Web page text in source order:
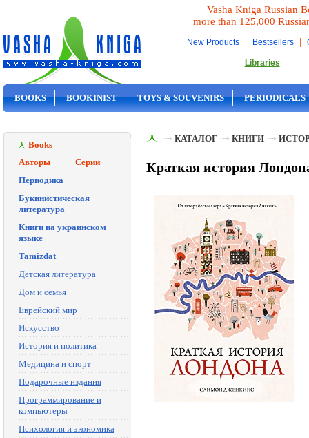
Vasha Kniga Russian
more than 125,000
New Products | Bestsellers |
Libraries
BOOKS BOOKINIST TOYS & SOUVENIRS PERIODICALS
Books
Авторы
Серии
Периодика
Букинистическая
литература
Книги на украинском
языке
Tamizdat
Детская литература
Дом и семья
Еврейский мир
Искусство
История и политика
Медицина и спорт
Подарочные издания
Программирование и
компьютеры
Психология и экономика
КАТАЛОГ КНИГИ
Краткая история